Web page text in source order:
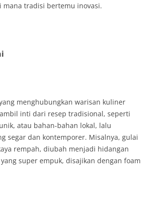
tradisi bertemu inovasi.
menghubungkan warisan kuliner
inti dari resep tradisional, seperti
atau bahan-bahan lokal, lalu
segar dan kontemporer. Misalnya, gulai
rempah, diubah menjadi hidangan
super empuk, disajikan dengan foam